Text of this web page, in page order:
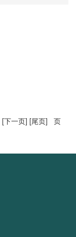
[下一页] [尾页] 页